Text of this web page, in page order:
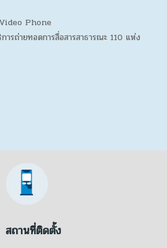
Phone
ารถ่ายทอดการสื่อสารสาธารณะ 110 แห่ง
สถานที่ติดตั้ง